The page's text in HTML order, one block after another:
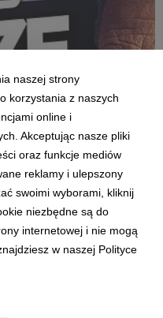
premiery maja na
z najciekawszymi
na serwisach VOD.
naszej strony
korzystania z naszych
online i
Akceptując nasze pliki
oraz funkcje mediów
reklamy i ulepszony
swoimi wyborami, kliknij
niezbędne są do
internetowej i nie mogą
w naszej Polityce